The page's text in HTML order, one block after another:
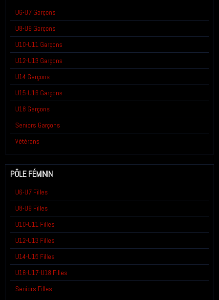
U6-U7 Garçons
U8-U9 Garçons
U10-U11 Garçons
U12-U13 Garçons
U14 Garçons
U15-U16 Garçons
U18 Garçons
Seniors Garçons
Vétérans
PÔLE FÉMININ
U6-U7 Filles
U8-U9 Filles
U10-U11 Filles
U12-U13 Filles
U14-U15 Filles
U16-U17-U18 Filles
Seniors Filles